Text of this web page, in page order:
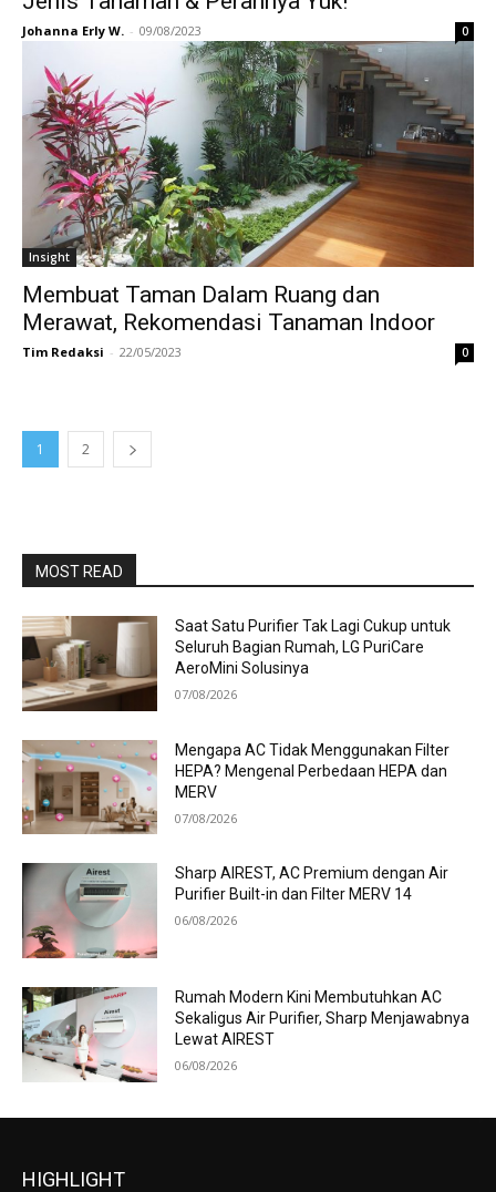
Johanna Erly W. - 09/08/2023 0
Insight
Membuat Taman Dalam Ruang dan
Merawat, Rekomendasi Tanaman Indoor
Tim Redaksi - 22/05/2023 0
1 2
MOST READ
Saat Satu Purifier Tak Lagi Cukup untuk
Seluruh Bagian Rumah, LG PuriCare
AeroMini Solusinya
07/08/2026
Mengapa AC Tidak Menggunakan Filter
HEPA? Mengenal Perbedaan HEPA dan
MERV
07/08/2026
Sharp AIREST, AC Premium dengan Air
Purifier Built-in dan Filter MERV 14
06/08/2026
Rumah Modern Kini Membutuhkan AC
Sekaligus Air Purifier, Sharp Menjawabnya
Lewat AIREST
06/08/2026
HIGHLIGHT